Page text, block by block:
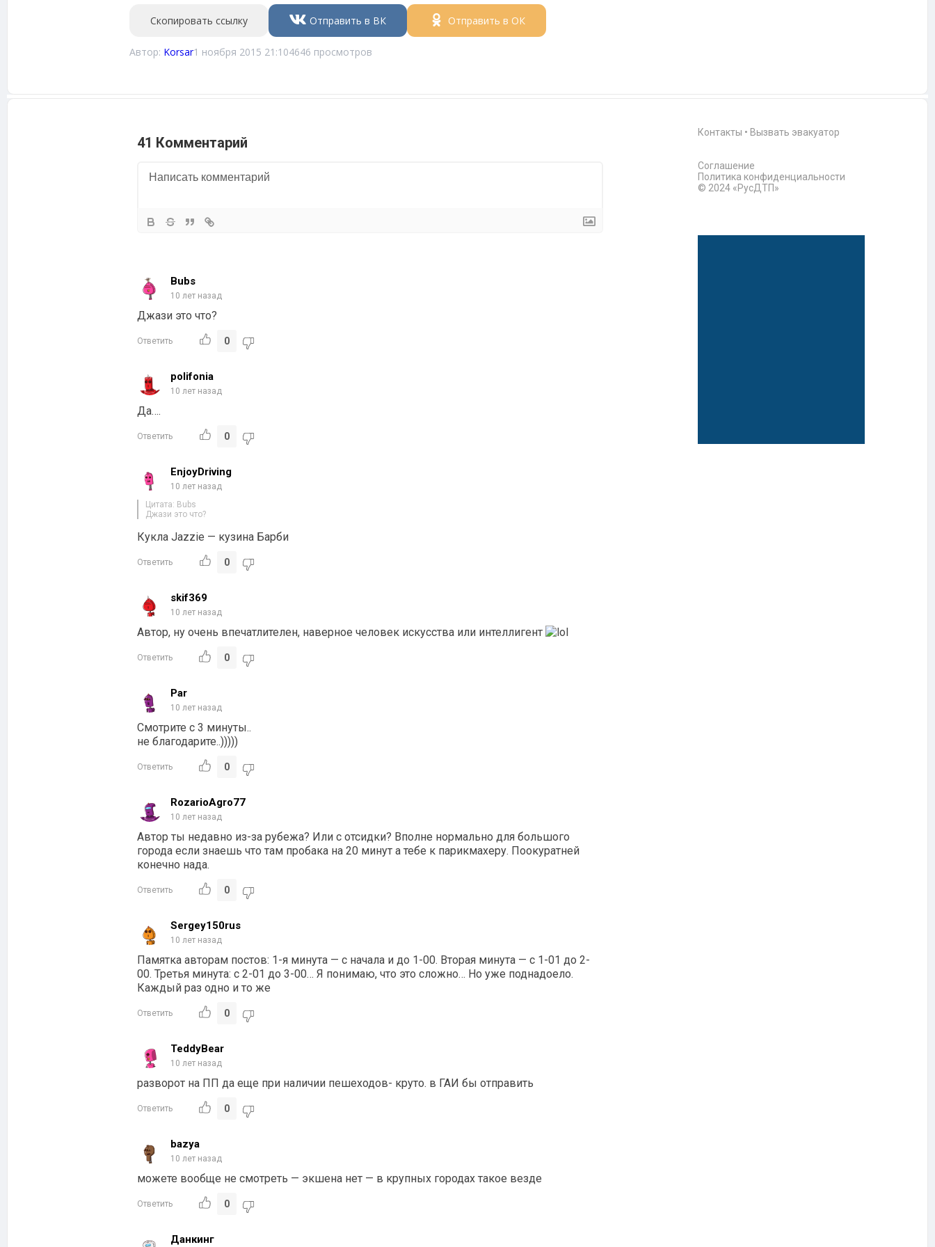
Скопировать ссылку Отправить в ВК Отправить в ОК
Автор: Korsar1 ноября 2015 21:104646 просмотров
41 Комментарий
Bubs
10 лет назад
Джази это что?
Ответить 0
polifonia
10 лет назад
Да….
Ответить 0
EnjoyDriving
10 лет назад
Цитата: Bubs
Джази это что?
Кукла Jazzie — кузина Барби
Ответить 0
skif369
10 лет назад
Автор, ну очень впечатлителен, наверное человек искусства или интеллигент
Ответить 0
Par
10 лет назад
Смотрите с 3 минуты..
не благодарите..)))))
Ответить 0
RozarioAgro77
10 лет назад
Автор ты недавно из-за рубежа? Или с отсидки? Вполне нормально для большого
города если знаешь что там пробака на 20 минут а тебе к парикмахеру. Поокуратней
конечно нада.
Ответить 0
Sergey150rus
10 лет назад
Памятка авторам постов: 1-я минута — с начала и до 1-00. Вторая минута — с 1-01 до 2-
00. Третья минута: с 2-01 до 3-00… Я понимаю, что это сложно… Но уже поднадоело.
Каждый раз одно и то же
Ответить 0
TeddyBear
10 лет назад
разворот на ПП да еще при наличии пешеходов- круто. в ГАИ бы отправить
Ответить 0
bazya
10 лет назад
можете вообще не смотреть — экшена нет — в крупных городах такое везде
Ответить 0
Данкинг
Контакты • Вызвать эвакуатор
Соглашение
Политика конфиденциальности
© 2024 «РусДТП»